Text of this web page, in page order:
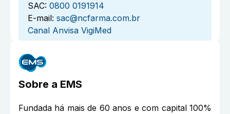
SAC: 0800 0191914
E-mail: sac@ncfarma.com.br
Canal Anvisa VigiMed
Sobre a EMS
Fundada há mais de 60 anos e com capital 100%